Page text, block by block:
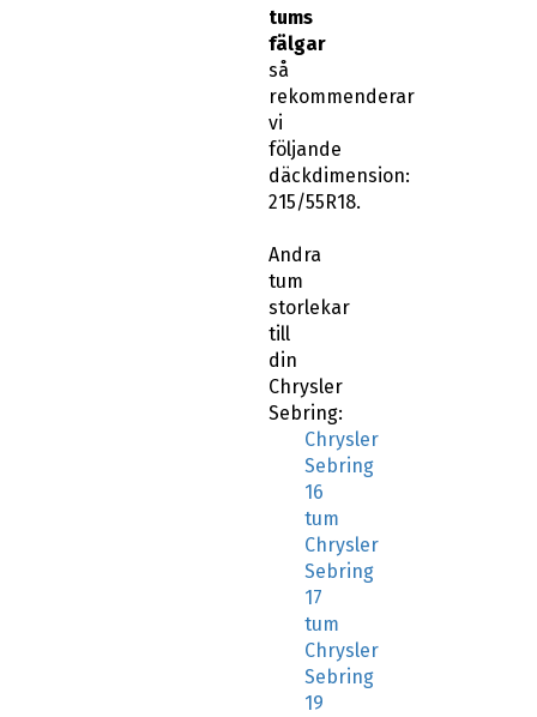
tums
fälgar
så
rekommenderar
vi
följande
däckdimension:
215/55R18.
Andra
tum
storlekar
till
din
Chrysler
Sebring:
Chrysler
Sebring
16
tum
Chrysler
Sebring
17
tum
Chrysler
Sebring
19